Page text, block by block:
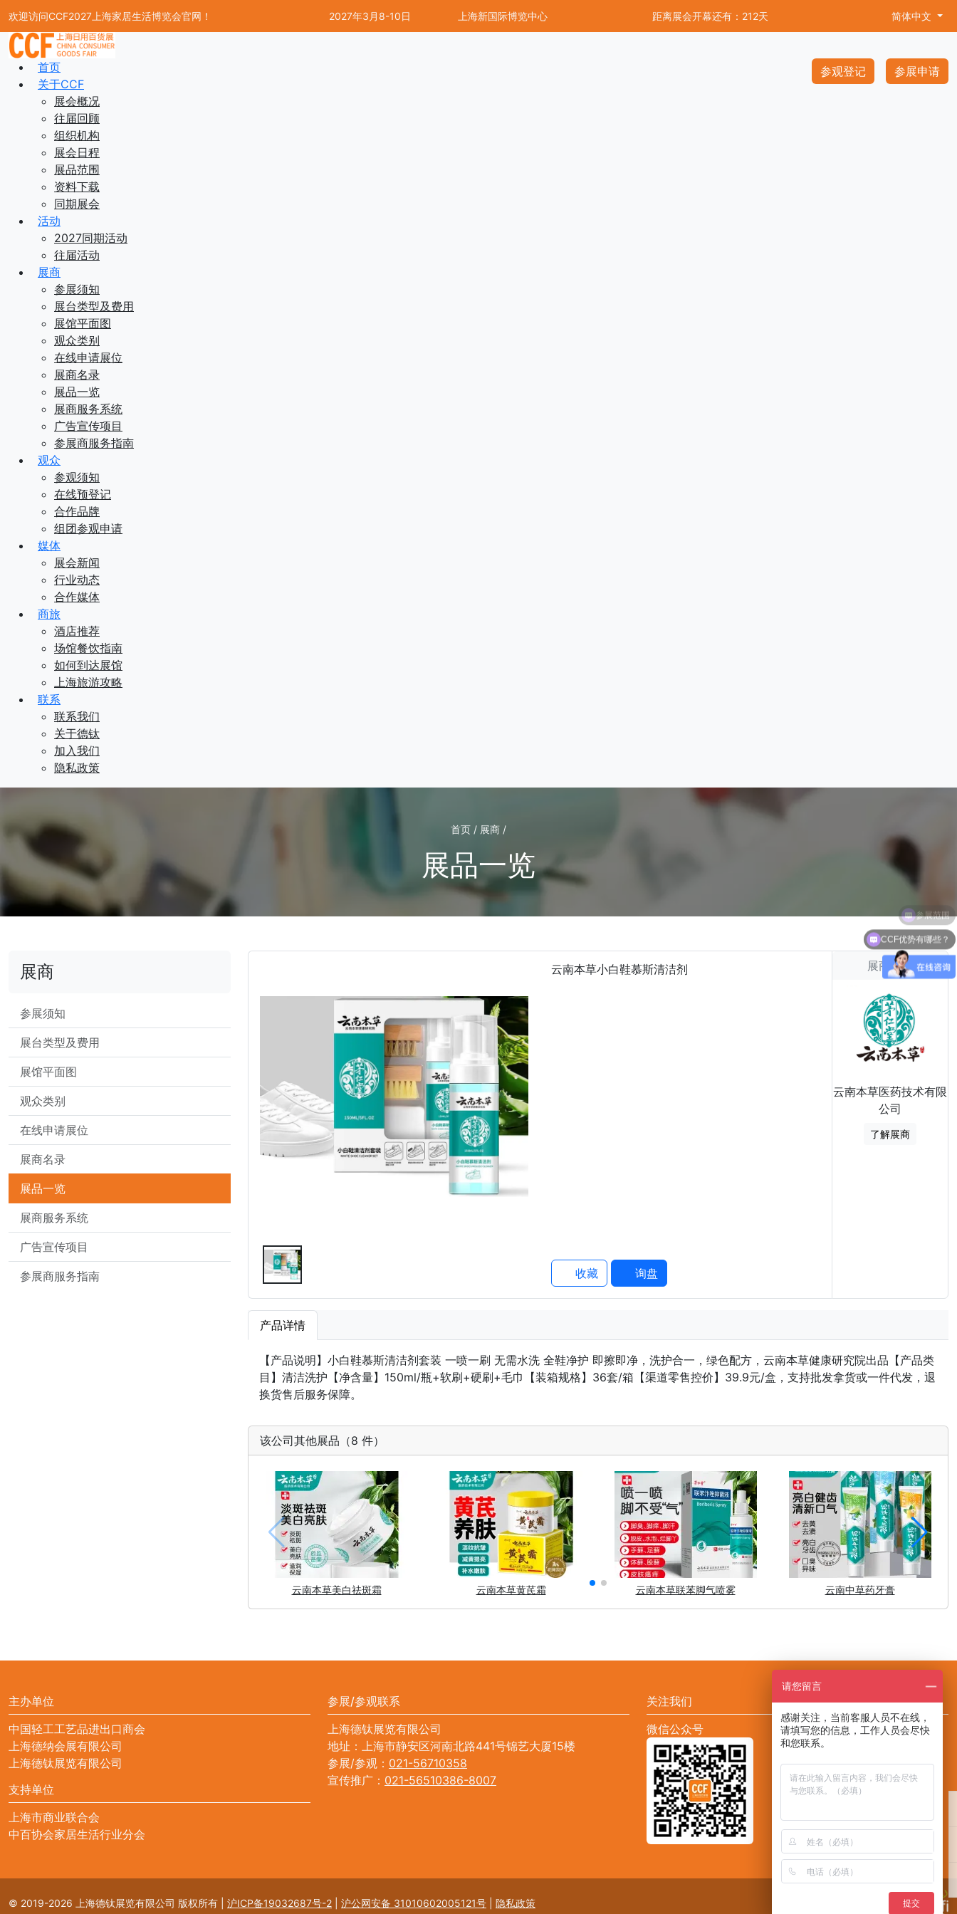
欢迎访问CCF2027上海家居生活博览会官网！ 2027年3月8-10日 上海新国际博览中心 距离展会开幕还有：212天 简体中文
参观登记 参展申请
首页
关于CCF
展会概况
往届回顾
组织机构
展会日程
展品范围
资料下载
同期展会
活动
2027同期活动
往届活动
展商
参展须知
展台类型及费用
展馆平面图
观众类别
在线申请展位
展商名录
展品一览
展商服务系统
广告宣传项目
参展商服务指南
观众
参观须知
在线预登记
合作品牌
组团参观申请
媒体
展会新闻
行业动态
合作媒体
商旅
酒店推荐
场馆餐饮指南
如何到达展馆
上海旅游攻略
联系
联系我们
关于德钛
加入我们
隐私政策
首页 / 展商 /
展品一览
展商
参展须知
展台类型及费用
展馆平面图
观众类别
在线申请展位
展商名录
展品一览
展商服务系统
广告宣传项目
参展商服务指南
云南本草小白鞋慕斯清洁剂
收藏 询盘
展商信息
云南本草医药技术有限
公司
了解展商
产品详情
【产品说明】小白鞋慕斯清洁剂套装 一喷一刷 无需水洗 全鞋净护 即擦即净，洗护合一，绿色配方，云南本草健康研究院出品【产品类
目】清洁洗护【净含量】150ml/瓶+软刷+硬刷+毛巾【装箱规格】36套/箱【渠道零售控价】39.9元/盒，支持批发拿货或一件代发，退
换货售后服务保障。
该公司其他展品（8 件）
云南本草美白祛斑霜 云南本草黄芪霜 云南本草联苯脚气喷雾 云南中草药牙膏
主办单位
中国轻工工艺品进出口商会
上海德纳会展有限公司
上海德钛展览有限公司
支持单位
上海市商业联合会
中百协会家居生活行业分会
参展/参观联系
上海德钛展览有限公司
地址：上海市静安区河南北路441号锦艺大厦15楼
参展/参观： 021-56710358
宣传推广： 021-56510386-8007
关注我们
微信公众号
添加CCF展会助手小F
© 2019-2026 上海德钛展览有限公司 版权所有 沪ICP备19032687号-2 沪公网安备 31010602005121号 隐私政策
CCF优势有哪些？
请您留言
感谢关注，当前客服人员不在线，
请填写您的信息，工作人员会尽快
和您联系。
提交